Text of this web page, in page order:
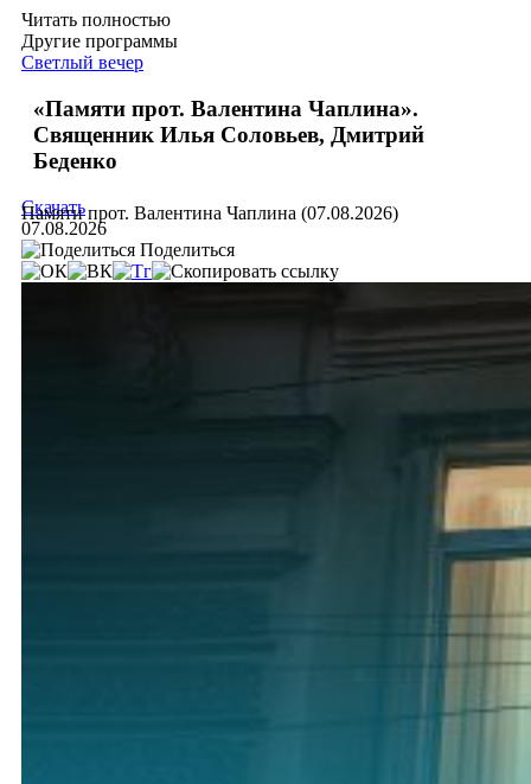
Читать полностью
Другие программы
Светлый вечер
«Памяти прот. Валентина Чаплина».
Священник Илья Соловьев, Дмитрий
Беденко
Памяти прот. Валентина Чаплина (07.08.2026)
Скачать
07.08.2026
Поделиться